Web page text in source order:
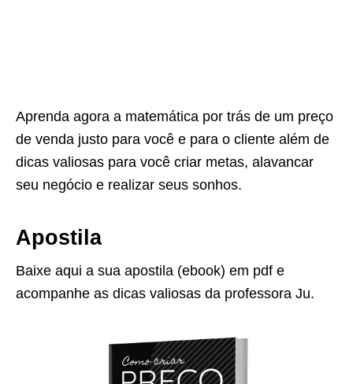
Aprenda agora a matemática por trás de um preço
de venda justo para você e para o cliente além de
dicas valiosas para você criar metas, alavancar
seu negócio e realizar seus sonhos.
Apostila
Baixe aqui a sua apostila (ebook) em pdf e
acompanhe as dicas valiosas da professora Ju.